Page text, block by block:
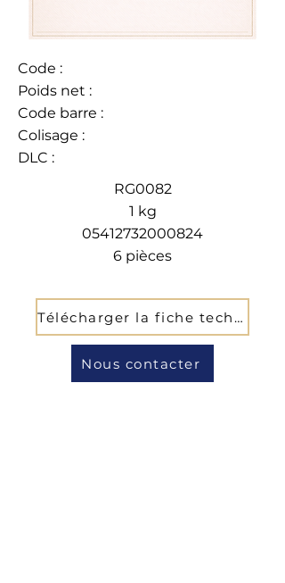
Code :
Poids net :
Code barre :
Colisage :
DLC :
RG0082
1 kg
05412732000824
6 pièces
Télécharger la fiche technique
Nous contacter